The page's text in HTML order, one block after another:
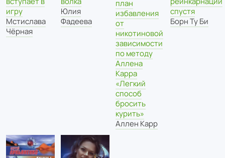
игру
Мстислава
Чёрная
Юлия
Фадеева
план
избавления
от
никотиновой
зависимости
по методу
Аллена
Карра
«Легкий
способ
бросить
курить»
Аллен Карр
спустя
Борн Ту Би